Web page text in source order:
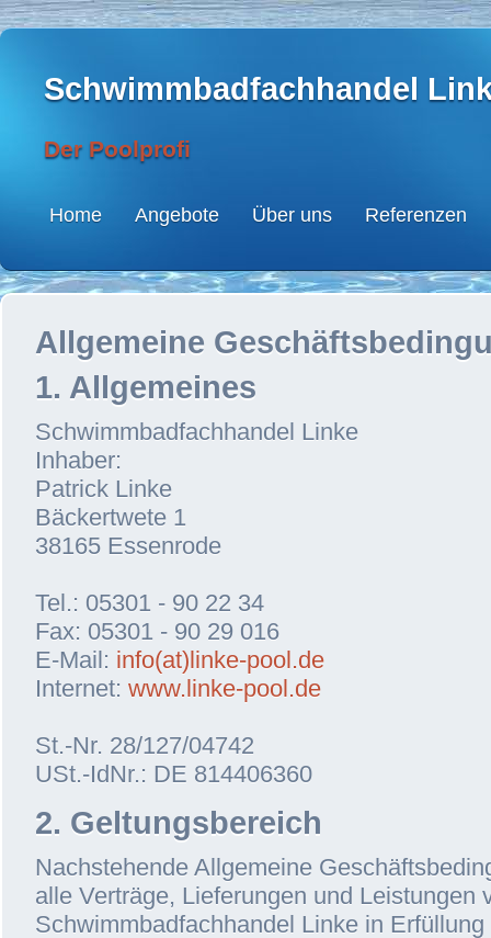
Schwimmbadfachhandel
Der Poolprofi
Home Angebote Über uns Referenzen
Allgemeine
1. Allgemeines
Schwimmbadfachhandel Linke
Inhaber:
Patrick Linke
Bäckertwete 1
38165 Essenrode
Tel.: 05301 - 90 22 34
Fax: 05301 - 90 29 016
E-Mail: info(at)linke-pool.de
Internet: www.linke-pool.de
St.-Nr. 28/127/04742
USt.-IdNr.: DE 814406360
2. Geltungsbereich
Nachstehende Allgemeine
alle Verträge, Lieferungen und Leistungen
Schwimmbadfachhandel Linke in